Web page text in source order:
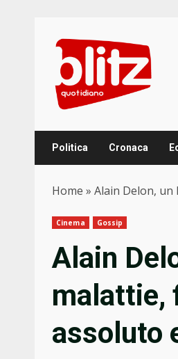
content
Politica Cronaca
Home » Alain Delon,
Cinema Gossip
Alain
malattie,
assoluto